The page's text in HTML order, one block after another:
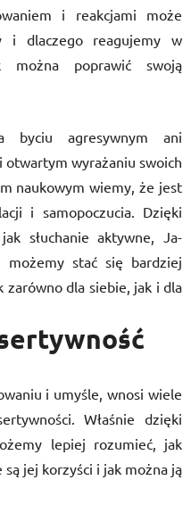
i reakcjami może
i dlaczego reagujemy w
można poprawić swoją
byciu agresywnym ani
otwartym wyrażaniu swoich
naukowym wiemy, że jest
i samopoczucia. Dzięki
słuchanie aktywne, Ja-
możemy stać się bardziej
zarówno dla siebie, jak i dla
i umyśle, wnosi wiele
Właśnie dzięki
lepiej rozumieć, jak
jej korzyści i jak można ją